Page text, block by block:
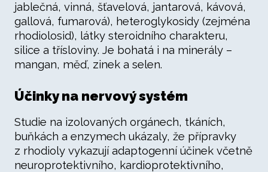
jablečná, vinná, šťavelová, jantarová, kávová,
gallová, fumarová), heteroglykosidy (zejména
rhodiolosid), látky steroidního charakteru,
silice a třísloviny. Je bohatá i na minerály –
mangan, měď, zinek a selen.
Účinky na nervový systém
Studie na izolovaných orgánech, tkáních,
buňkách a enzymech ukázaly, že přípravky
z rhodioly vykazují adaptogenní účinek včetně
neuroprotektivního, kardioprotektivního,